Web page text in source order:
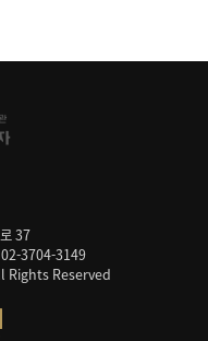
37
02-3704-3149
Rights Reserved